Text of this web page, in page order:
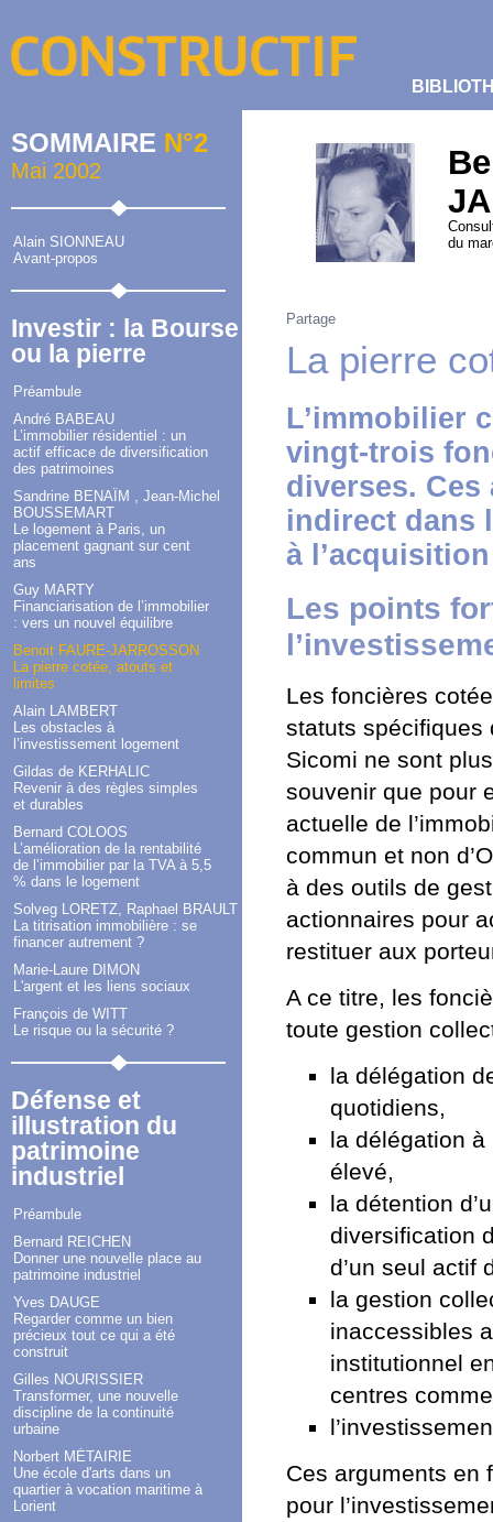
SOMMAIRE N°2
Mai 2002
Alain SIONNEAU
Avant-propos
Investir : la Bourse
ou la pierre
Préambule
André BABEAU
L’immobilier résidentiel : un
actif efficace de diversification
des patrimoines
Sandrine BENAÏM , Jean-Michel
BOUSSEMART
Le logement à Paris, un
placement gagnant sur cent
ans
Guy MARTY
Financiarisation de l’immobilier
: vers un nouvel équilibre
Benoit FAURE-JARROSSON
La pierre cotée, atouts et
limites
Alain LAMBERT
Les obstacles à
l’investissement logement
Gildas de KERHALIC
Revenir à des règles simples
et durables
Bernard COLOOS
L’amélioration de la rentabilité
de l’immobilier par la TVA à 5,5
% dans le logement
Solveg LORETZ, Raphael BRAULT
La titrisation immobilière : se
financer autrement ?
Marie-Laure DIMON
L'argent et les liens sociaux
François de WITT
Le risque ou la sécurité ?
Défense et
illustration du
patrimoine
industriel
Préambule
Bernard REICHEN
Donner une nouvelle place au
patrimoine industriel
Yves DAUGE
Regarder comme un bien
précieux tout ce qui a été
construit
Gilles NOURISSIER
Transformer, une nouvelle
discipline de la continuité
urbaine
Norbert MÉTAIRIE
Une école d'arts dans un
quartier à vocation maritime à
Lorient
du
Partage
La pierre
L’immobilier
vingt-trois
diverses.
indirect dans
à
Les points
Les foncières
statuts spécifiques
Sicomi ne sont
souvenir que pour
actuelle de
commun et non
à des outils de
actionnaires pour
restituer aux
A ce titre, les
toute gestion
la délégation
quotidiens,
la délégation à
élevé,
la détention
diversification
d’un seul actif
la gestion
inaccessibles
institutionnel
centres
Ces arguments en
pour